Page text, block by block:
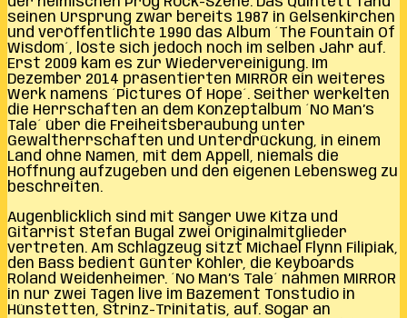
seinen Ursprung zwar bereits 1987 in Gelsenkirchen
und veröffentlichte 1990 das Album ´The Fountain Of
Wisdom´, löste sich jedoch noch im selben Jahr auf.
Erst 2009 kam es zur Wiedervereinigung. Im
Dezember 2014 präsentierten MIRROR ein weiteres
Werk namens ´Pictures Of Hope´. Seither werkelten
die Herrschaften an dem Konzeptalbum ´No Man’s
Tale´ über die Freiheitsberaubung unter
Gewaltherrschaften und Unterdrückung, in einem
Land ohne Namen, mit dem Appell, niemals die
Hoffnung aufzugeben und den eigenen Lebensweg zu
beschreiten.
Augenblicklich sind mit Sänger Uwe Kitza und
Gitarrist Stefan Bugal zwei Originalmitglieder
vertreten. Am Schlagzeug sitzt Michael Flynn Filipiak,
den Bass bedient Günter Köhler, die Keyboards
Roland Weidenheimer. ´No Man’s Tale´ nahmen MIRROR
in nur zwei Tagen live im Bazement Tonstudio in
Hünstetten, Strinz-Trinitatis, auf. Sogar an